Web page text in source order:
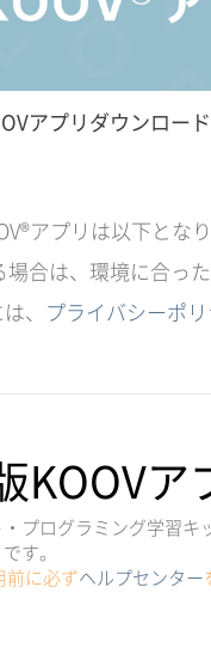
アプリダウンロード
アプリは以下とな
合は、環境に合っ
、
プライバシーポリ
KOOVア
・プログラミング学習キ
す。
前に必ずヘルプセンター